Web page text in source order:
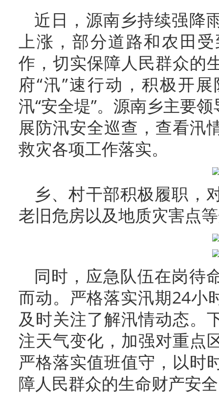
近日，源南乡持续强降
上涨，部分道路和农田
作，切实保障人民群众的
府“汛”速行动，积极开
汛“安全堤”。源南乡主要
展防汛安全巡查，查看汛
救灾各项工作落实。
乡、村干部积极履职，
老旧危房以及地质灾害点
同时，应急队伍在岗待
而动。严格落实汛期24小
及时关注了解汛情动态。
注天气变化，加强对重点
严格落实值班值守，以时
障人民群众的生命财产安